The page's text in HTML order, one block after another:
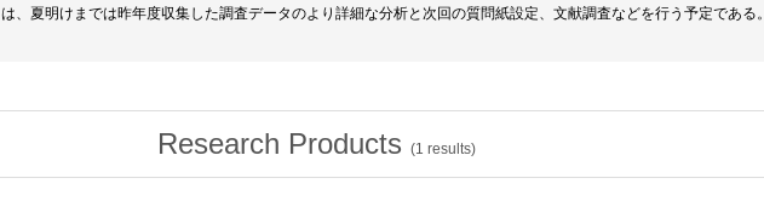
は、夏明けまでは昨年度収集した調査データのより詳細な分析と次回の質問紙設定、文献調査などを行う予定である。
Research Products (1 results)